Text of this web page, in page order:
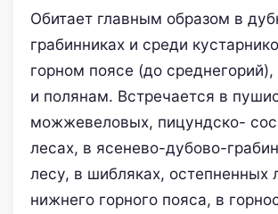
Обитает главным образом в
грабинниках и среди
горном поясе (до
и полянам. Встречается в
можжевеловых, пицундско-
лесах, в ясенево-дубово-
лесу, в шибляках, остепненных
нижнего горного пояса, в